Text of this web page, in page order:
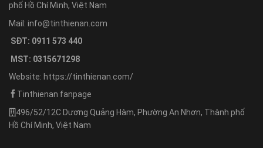
phố Hồ Chí Minh, Việt Nam
Mail: info@tinthienan.com
SĐT: 0911 573 440
MST: 0315671298
Website: https://tinthienan.com/
Tinthienan fanpage
496/52/12C Dương Quảng Hàm, Phường An Nhơn, Thành phố
Hồ Chí Minh, Việt Nam